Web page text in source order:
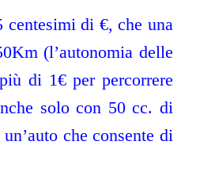
centesimi di €, che una
(l’autonomia delle
di 1€ per percorrere
solo con 50 cc. di
che consente di